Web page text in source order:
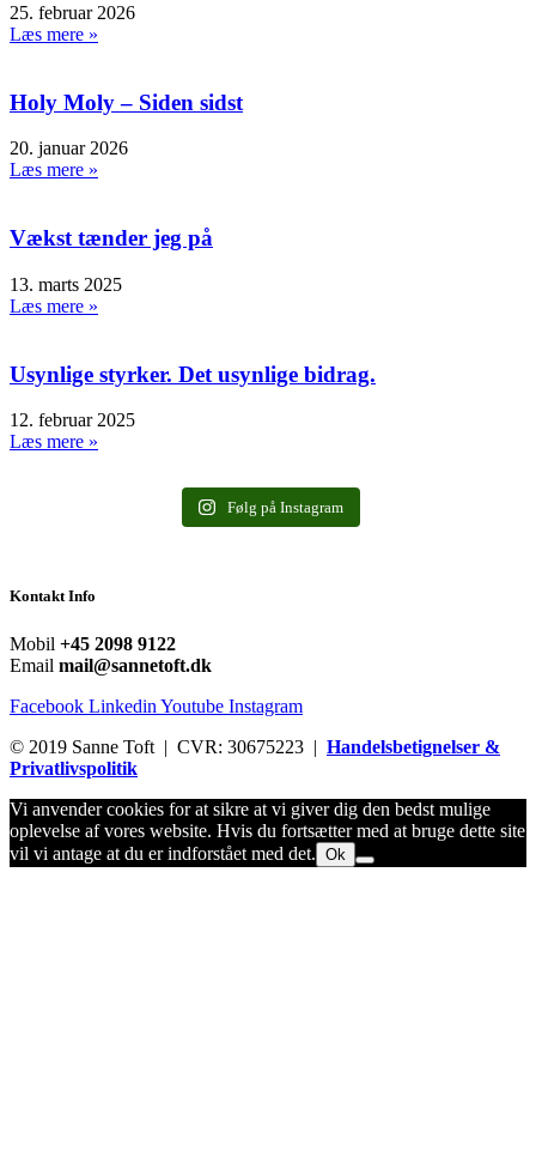
25. februar 2026
Læs mere »
Holy Moly – Siden sidst
20. januar 2026
Læs mere »
Vækst tænder jeg på
13. marts 2025
Læs mere »
Usynlige styrker. Det usynlige bidrag.
12. februar 2025
Læs mere »
Følg på Instagram
Kontakt Info
Mobil +45 2098 9122
Email mail@sannetoft.dk
Facebook Linkedin Youtube Instagram
© 2019 Sanne Toft | CVR: 30675223 | Handelsbetignelser &
Privatlivspolitik
Vi anvender cookies for at sikre at vi giver dig den bedst mulige
oplevelse af vores website. Hvis du fortsætter med at bruge dette site
vil vi antage at du er indforstået med det. Ok